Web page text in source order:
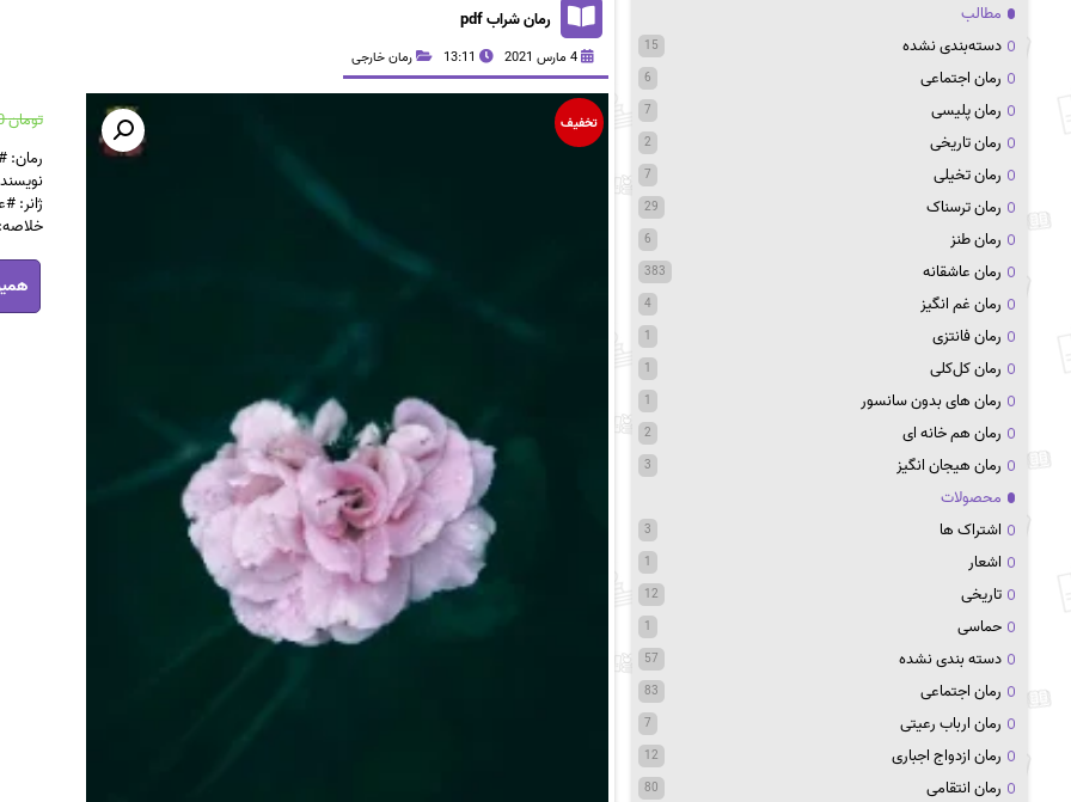
رمان شراب pdf
4 مارس 2021 13:11 رمان خارجی
تخفیف تومان36,400
رمان:
ژانر:
رمان
شراب
pdf
مطالب
دسته‌بندی نشده
15
رمان اجتماعی 6
رمان پلیسی 7
رمان تاریخی 2
رمان تخیلی 7
رمان ترسناک 29
رمان طنز 6
رمان عاشقانه 383
رمان غم انگیز 4
رمان فانتزی 1
رمان کل‌کلی 1
رمان های بدون سانسور 1
رمان هم خانه ای 2
رمان هیجان انگیز 3
محصولات
اشتراک ها
3
اشعار 1
تاریخی 12
حماسی 1
دسته بندی نشده 57
رمان اجتماعی 83
رمان ارباب رعیتی 7
رمان ازدواج اجباری 12
رمان انتقامی 80